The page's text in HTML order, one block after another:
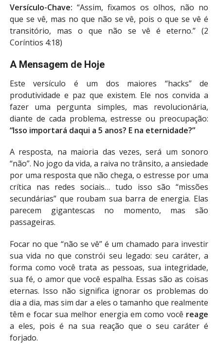
Versículo-Chave: “Assim, fixamos os olhos, não no
que se vê, mas no que não se vê, pois o que se vê é
transitório, mas o que não se vê é eterno.” (2
Coríntios 4:18)
A Mensagem de Hoje
Este versículo é um dos maiores “hacks” de
produtividade e paz que existem. Ele nos convida a
fazer uma pergunta simples, mas revolucionária,
diante de cada problema, estresse ou preocupação:
“Isso importará daqui a 5 anos? E na eternidade?”
A resposta, na maioria das vezes, será um sonoro
“não”. No jogo da vida, a raiva no trânsito, a ansiedade
por uma resposta que não chega, o estresse por uma
crítica nas redes sociais… tudo isso são “missões
secundárias” que roubam sua barra de energia. Elas
parecem gigantescas no momento, mas são
passageiras.
Focar no que “não se vê” é um chamado para investir
sua vida no que constrói seu legado: seu caráter, a
forma como você trata as pessoas, sua integridade,
sua fé, o amor que você espalha. Essas são as coisas
eternas. Isso não significa ignorar os problemas do
dia a dia, mas sim dar a eles o tamanho que realmente
têm e focar sua melhor energia em como você reage
a eles, pois é na sua reação que o seu caráter é
forjado.